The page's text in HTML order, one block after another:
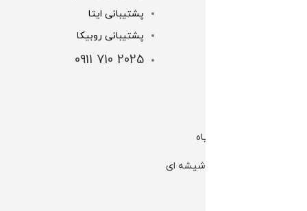
پشتیبانی ایتا
پشتیبانی روبیکا
2025 710 0911
کانال بله | گل و گیاه
کانال بله | گلخانه شیشه ای